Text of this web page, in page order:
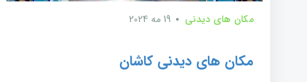
مکان های دیدنی 19 مه 2024
مکان های دیدنی کاشان